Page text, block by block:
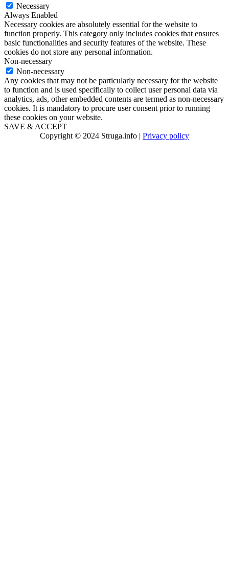
Necessary
Always Enabled
Necessary cookies are absolutely essential for the website to
function properly. This category only includes cookies that ensures
basic functionalities and security features of the website. These
cookies do not store any personal information.
Non-necessary
Non-necessary
Any cookies that may not be particularly necessary for the website
to function and is used specifically to collect user personal data via
analytics, ads, other embedded contents are termed as non-necessary
cookies. It is mandatory to procure user consent prior to running
these cookies on your website.
SAVE & ACCEPT
Copyright © 2024 Struga.info | Privacy policy